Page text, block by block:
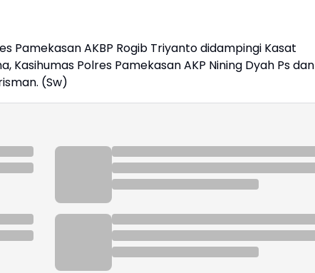
Pamekasan AKBP Rogib Triyanto didampingi Kasat
Kasihumas Polres Pamekasan AKP Nining Dyah Ps dan
(Sw)